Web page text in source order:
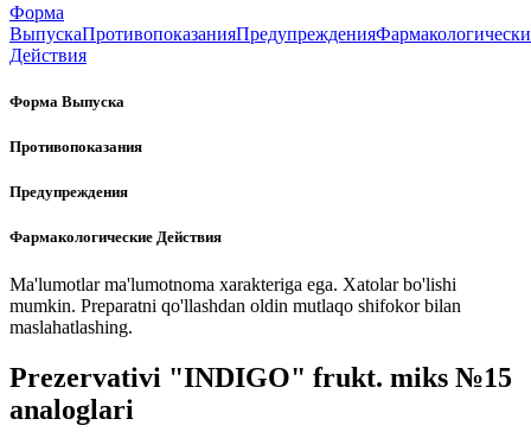
Форма
ВыпускаПротивопоказанияПредупреждения
Действия
Форма Выпуска
Противопоказания
Предупреждения
Фармакологические Действия
Ma'lumotlar ma'lumotnoma xarakteriga ega. Xatolar bo'lishi
mumkin. Preparatni qo'llashdan oldin mutlaqo shifokor bilan
maslahatlashing.
Prezervativi "INDIGO" frukt. miks №15
analoglari